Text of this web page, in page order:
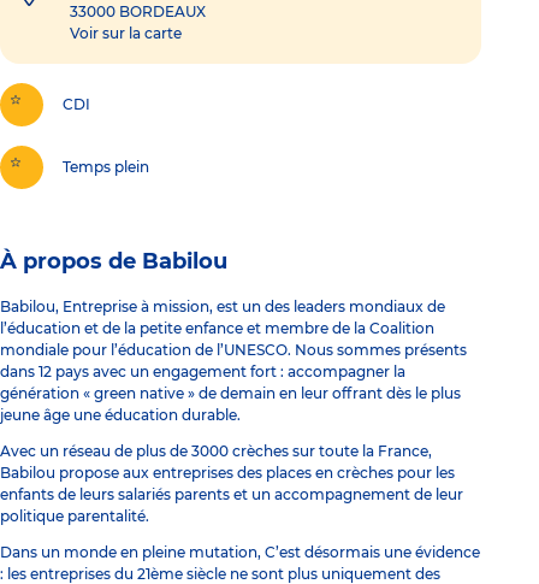
33000 BORDEAUX
Voir sur la carte
CDI
Temps plein
À propos de Babilou
Babilou, Entreprise à mission, est un des leaders mondiaux de
l’éducation et de la petite enfance et membre de la Coalition
mondiale pour l’éducation de l’UNESCO. Nous sommes présents
dans 12 pays avec un engagement fort : accompagner la
génération « green native » de demain en leur offrant dès le plus
jeune âge une éducation durable.
Avec un réseau de plus de 3000 crèches sur toute la France,
Babilou propose aux entreprises des places en crèches pour les
enfants de leurs salariés parents et un accompagnement de leur
politique parentalité.
Dans un monde en pleine mutation, C’est désormais une évidence
: les entreprises du 21ème siècle ne sont plus uniquement des